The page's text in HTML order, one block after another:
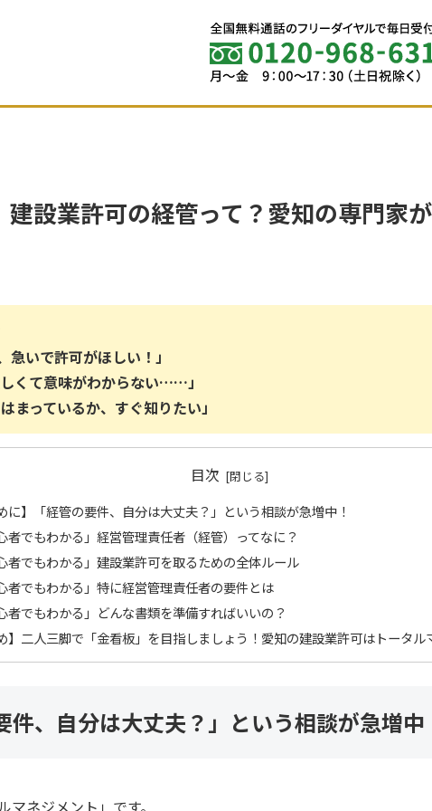
建設業許可の経管って？愛知の専門家
急いで許可がほしい！」
くて意味がわからない……」
まっているか、すぐ知りたい」
目次
に】「経管の要件、自分は大丈夫？」という相談が急増中！
者でもわかる」経営管理責任者（経管）ってなに？
者でもわかる」建設業許可を取るための全体ルール
者でもわかる」特に経営管理責任者の要件とは
者でもわかる」どんな書類を準備すればいいの？
】二人三脚で「金看板」を目指しましょう！愛知の建設業許可はトータル
件、自分は大丈夫？」という相談が急増中
ネジメント」です。